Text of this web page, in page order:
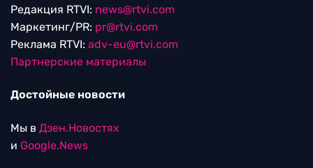
Редакция RTVI: news@rtvi.com
Маркетинг/PR: pr@rtvi.com
Реклама RTVI: adv-eu@rtvi.com
Партнерские материалы
Достойные новости
Мы в Дзен.Новостях
и Google.News